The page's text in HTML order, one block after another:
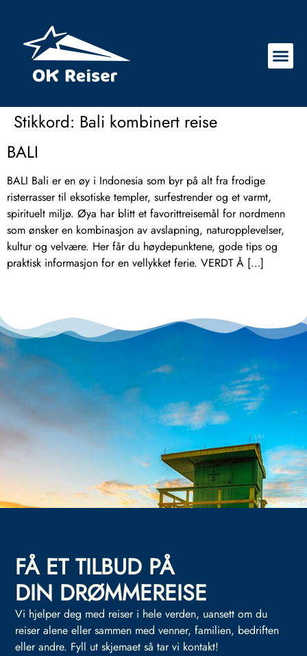
Stikkord: Bali kombinert reise
BALI
BALI Bali er en øy i Indonesia som byr på alt fra frodige
risterrasser til eksotiske templer, surfestrender og et varmt,
spirituelt miljø. Øya har blitt et favorittreisemål for nordmenn
som ønsker en kombinasjon av avslapning, naturopplevelser,
kultur og velvære. Her får du høydepunktene, gode tips og
praktisk informasjon for en vellykket ferie. VERDT Å […]
FÅ ET TILBUD PÅ
DIN DRØMMEREISE
Vi hjelper deg med reiser i hele verden, uansett om du
reiser alene eller sammen med venner, familien, bedriften
eller andre. Fyll ut skjemaet så tar vi kontakt!